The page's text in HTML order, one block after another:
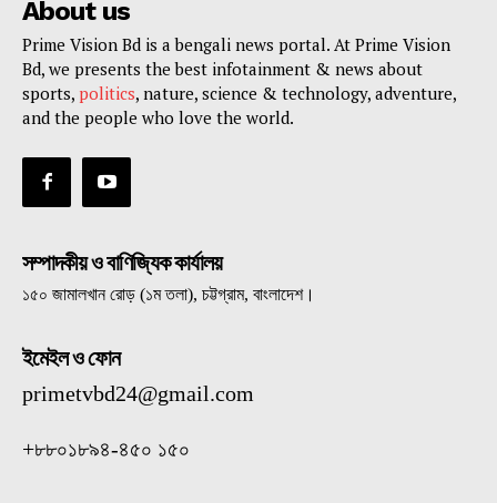
About us
Prime Vision Bd is a bengali news portal. At Prime Vision
Bd, we presents the best infotainment & news about
sports, politics, nature, science & technology, adventure,
and the people who love the world.
সম্পাদকীয় ও বাণিজ্যিক কার্যালয়
১৫০ জামালখান রোড় (১ম তলা), চট্টগ্রাম, বাংলাদেশ।
ইমেইল ও ফোন
primetvbd24@gmail.com
+৮৮০১৮৯৪-৪৫০ ১৫০